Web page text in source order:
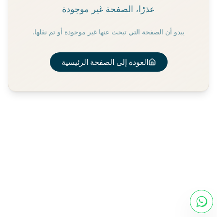
عذرًا، الصفحة غير موجودة
يبدو أن الصفحة التي تبحث عنها غير موجودة أو تم نقلها.
العودة إلى الصفحة الرئيسية